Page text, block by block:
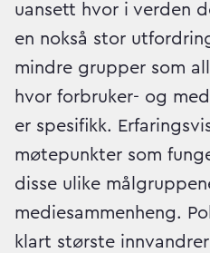
uansett hvor i verden
en nokså stor
mindre grupper som
hvor forbruker- og
er spesifikk.
møtepunkter som
disse ulike
mediesammenheng.
klart største